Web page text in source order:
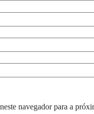
navegador para a